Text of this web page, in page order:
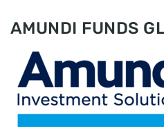
AMUNDI FUNDS